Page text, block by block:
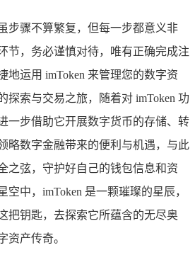
步骤不算繁复，但每一步都意义非
节，务必谨慎对待，唯有正确完成注
地运用 imToken 来管理您的数字资
探索与交易之旅，随着对 imToken 功
一步借助它开展数字货币的存储、转
略数字金融带来的便利与机遇，与此
之弦，守护好自己的钱包信息和资
空中，imToken 是一颗璀璨的星辰，
把钥匙，去探索它所蕴含的无尽奥
资产传奇。